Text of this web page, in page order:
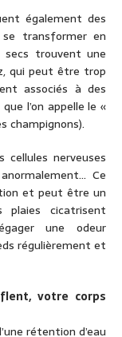
également des
transformer en
trouvent une
qui peut être trop
associés à des
l’on appelle le «
champignons).
cellules nerveuses
Ce
et peut être un
cicatrisent
une odeur
régulièrement et
votre corps
rétention d’eau